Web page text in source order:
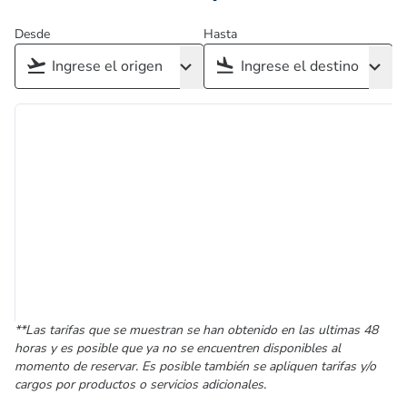
Desde Hasta
**Las tarifas que se muestran se han obtenido en las ultimas 48
horas y es posible que ya no se encuentren disponibles al
momento de reservar. Es posible también se apliquen tarifas y/o
cargos por productos o servicios adicionales.